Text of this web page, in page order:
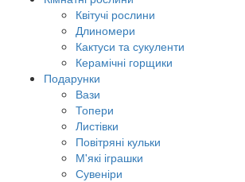
Квітучі рослини
Длиномери
Кактуси та сукуленти
Керамічні горщики
Подарунки
Вази
Топери
Листівки
Повітряні кульки
М'які іграшки
Сувеніри